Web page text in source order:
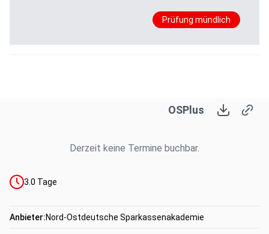
Prüfung mündlich
OSPlus
Derzeit keine Termine buchbar.
3.0 Tage
Anbieter:Nord-Ostdeutsche Sparkassenakademie